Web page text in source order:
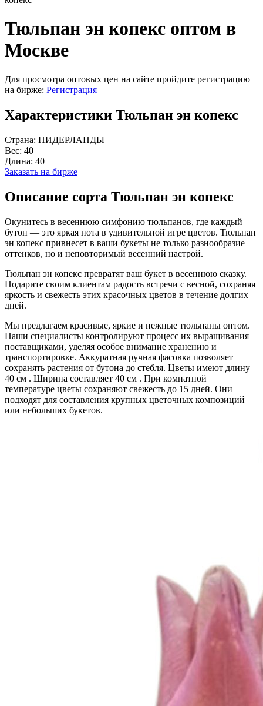
Тюльпан эн копекс оптом в
Москве
Для просмотра оптовых цен на сайте пройдите регистрацию
на бирже: Регистрация
Характеристики Тюльпан эн копекс
Страна: НИДЕРЛАНДЫ
Вес: 40
Длина: 40
Заказать на бирже
Описание сорта Тюльпан эн копекс
Окунитесь в весеннюю симфонию тюльпанов, где каждый
бутон — это яркая нота в удивительной игре цветов. Тюльпан
эн копекс привнесет в ваши букеты не только разнообразие
оттенков, но и неповторимый весенний настрой.
Тюльпан эн копекс превратят ваш букет в весеннюю сказку.
Подарите своим клиентам радость встречи с весной, сохраняя
яркость и свежесть этих красочных цветов в течение долгих
дней.
Мы предлагаем красивые, яркие и нежные тюльпаны оптом.
Наши специалисты контролируют процесс их выращивания
поставщиками, уделяя особое внимание хранению и
транспортировке. Аккуратная ручная фасовка позволяет
сохранять растения от бутона до стебля. Цветы имеют длину
40 см . Ширина составляет 40 см . При комнатной
температуре цветы сохраняют свежесть до 15 дней. Они
подходят для составления крупных цветочных композиций
или небольших букетов.